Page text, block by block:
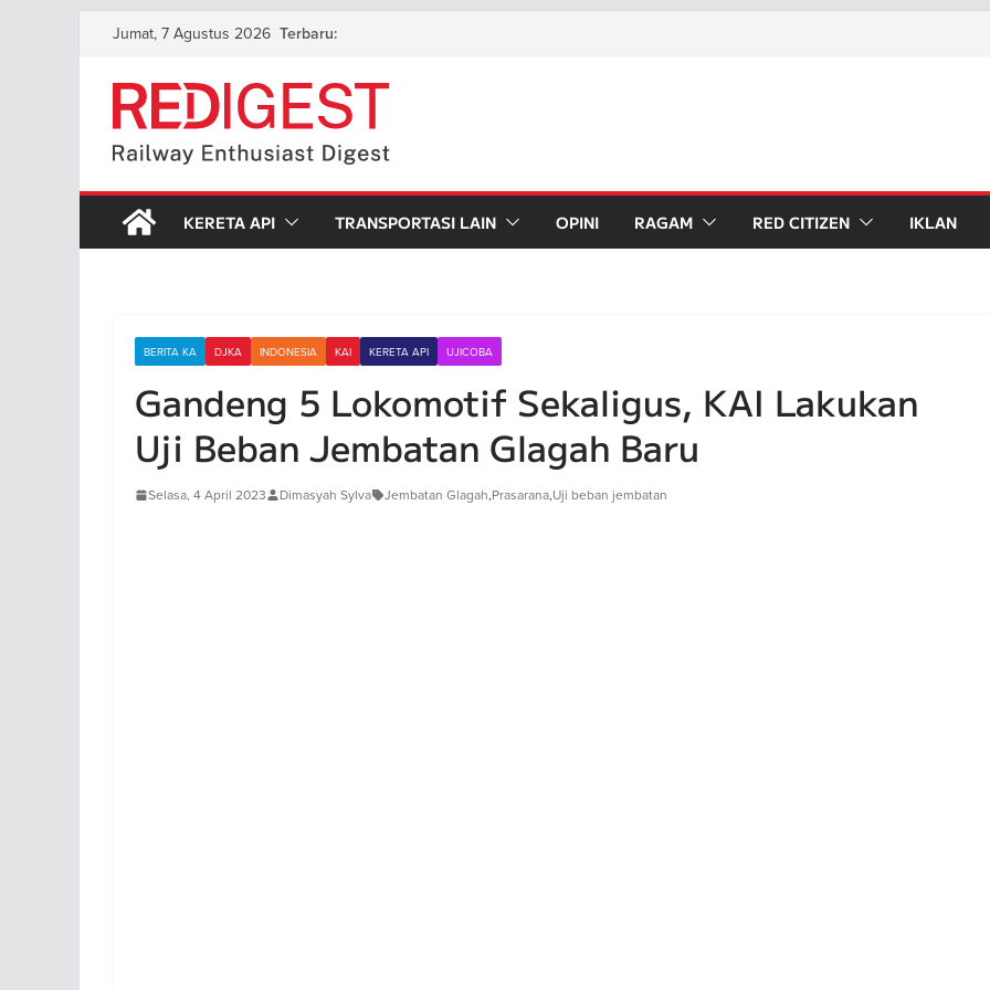
content
Jumat, 7 Agustus 2026 Terbaru:
KERETA API TRANSPORTASI LAIN OPINI RAGAM RED CITIZEN IKLAN
BERITA KA DJKA INDONESIA KAI KERETA API UJICOBA
Gandeng 5 Lokomotif Sekaligus, KAI Lakukan
Uji Beban Jembatan Glagah Baru
Selasa, 4 April 2023 Dimasyah Sylva Jembatan Glagah,Prasarana,Uji beban jembatan